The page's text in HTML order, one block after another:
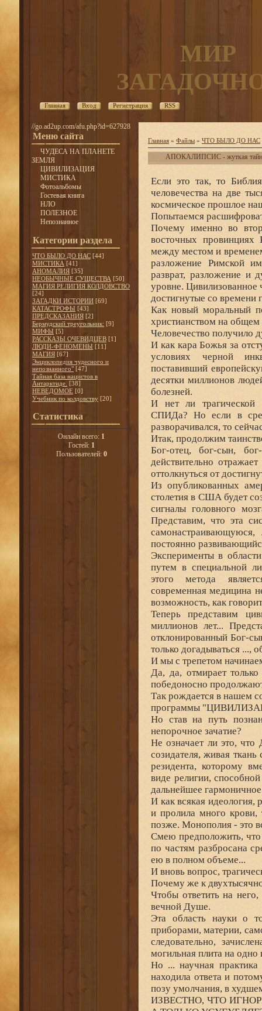
МИР
Главная Вход Регистрация RSS
//go.ad2up.com/afu.php?id=627928
Меню сайта
ЧУДЕСА НА ПЛАНЕТЕ
ЗЕМЛЯ
ЦИВИЛИЗАЦИЯ
МИСТИКА
Фотоальбомы
Гостевая книга
НЛО
ПОЛЕЗНОЕ
Непознанное
Категории раздела
ЧТО БЫЛО ДО НАС [44]
МИСТИКА [41]
АНОМАЛИЯ [35]
НЕОБЫЧНЫЕ СУЩЕСТВА [50]
МАГИЯ РЕЛИГИЯ КОЛДОВСТВО
[24]
ЗАГАДКИ ИСТОРИИ [69]
КАТАСТРОФЫ [43]
ПРЕДСКАЗАНИЯ [2]
Бермудский треугольник: [9]
МИФЫ [5]
РАССКАЗЫ ОЧЕВИДЦЕВ [1]
ЛЮДИ-ФЕНОМЕНЫ [11]
МАГИЯ [67]
Энциклопедия чудесного и
непознанного" [47]
Тайная база нацистов в
Антарктиде. [38]
НЕВЕДОМОЕ [0]
Учебник по колдовству [20]
Статистика
Онлайн всего: 1
Гостей: 1
Пользователей: 0
Главная » Файлы » ЧТО БЫЛО ДО НАС
АПОКАЛИПСИС - жуткая тайна
Если это так, то
человечества на две
космическое прошлое
Попытаемся
Почему именно во
восточных провинциях
между местом и
разложение Римской
разврат, разложение и
уровне. Цивилизованное
достигнутые со времени
Как новый моральный
христианством на
Человечество получило
И как кара Божья за
условиях черной
поставивший
десятки миллионов
болезней.
И нет ли трагической
СПИДа? Но если в
разворачивался, то
Итак, продолжим
Бог-отец, бог-сын,
действительно
оттолкнуться от
Из опубликованных
столетия в США будет
сигналы головного
Представим, что эта
постоянно
Эксперименты в
путем в специальной
этого метода
современная медицина
возможность, как
Теперь представим
миллионов лет...
отклонированный Бог-
только догадываться ...,
И мы с трепетом
Да, да, отмирает
победоносно
Так рождается в нашем
программы
Но став на путь
непорочное зачатие?
Не означает ли это,
созидателя, живая
резидента, которому
виде религии,
дальнейшее
И как всякая идеология,
и пролила много крови,
позже. Монополия - это
Смею предположить, что
по частям разбросана
ею в полном объеме...
И вновь вопрос,
Почему же к
Чтобы ответить на
вечной Душе.
Эта область науки о
приборами, материи,
следовательно,
могильная плита на
Но ... научная практика
находила ответа и
позу умолчания, в
ИЗВЕСТНО, ЧТО